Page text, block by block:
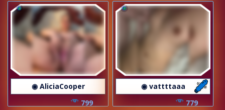
◉ AliciaCooper
799
◉ vattttaaa
779